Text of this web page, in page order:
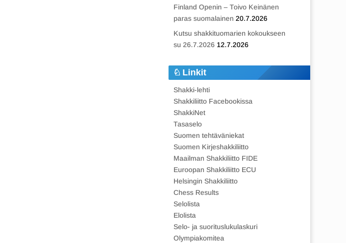
Finland Openin – Toivo Keinänen
paras suomalainen 20.7.2026
Kutsu shakkituomarien kokoukseen
su 26.7.2026 12.7.2026
Linkit
Shakki-lehti
Shakkiliitto Facebookissa
ShakkiNet
Tasaselo
Suomen tehtäväniekat
Suomen Kirjeshakkiliitto
Maailman Shakkiliitto FIDE
Euroopan Shakkiliitto ECU
Helsingin Shakkiliitto
Chess Results
Selolista
Elolista
Selo- ja suorituslukulaskuri
Olympiakomitea